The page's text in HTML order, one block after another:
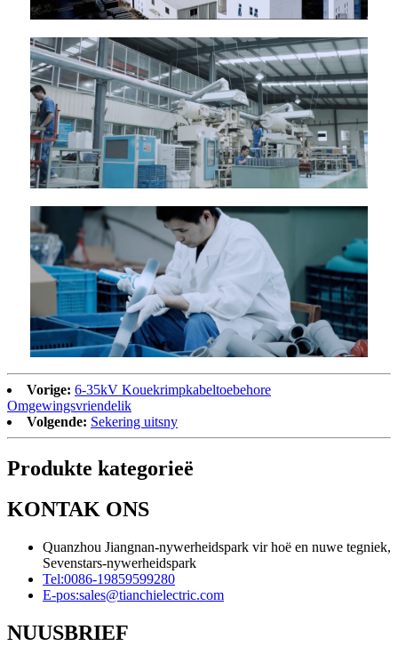
Vorige: 6-35kV Kouekrimpkabeltoebehore
Omgewingsvriendelik
Volgende: Sekering uitsny
Produkte kategorieë
KONTAK ONS
Quanzhou Jiangnan-nywerheidspark vir hoë en nuwe tegniek,
Sevenstars-nywerheidspark
Tel:0086-19859599280
E-pos:sales@tianchielectric.com
NUUSBRIEF